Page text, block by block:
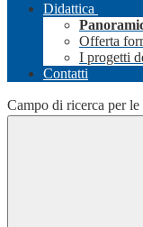
Didattica
Offerta
I progetti
Contatti
Campo di ricerca per